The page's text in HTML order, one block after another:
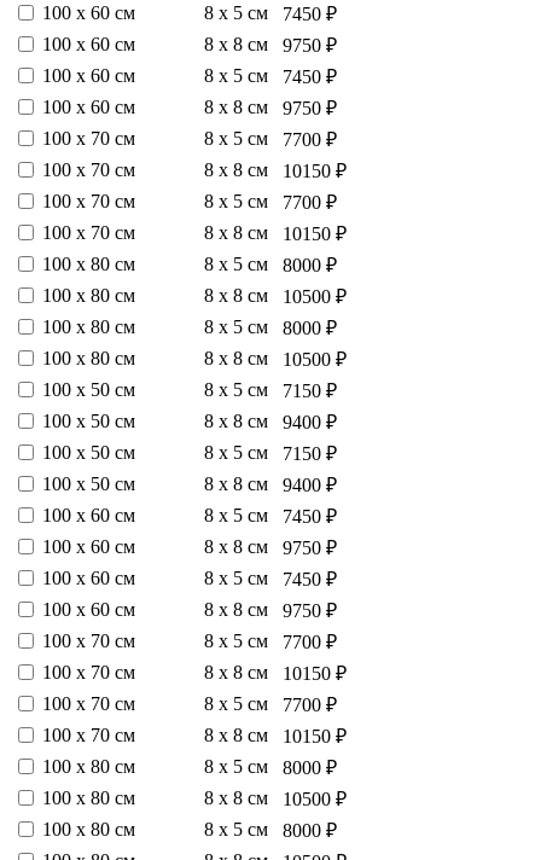
100 х 60 см
8 х 5 см
7450 ₽
100 х 60 см
8 х 8 см
9750 ₽
100 х 60 см
8 х 5 см
7450 ₽
100 х 60 см
8 х 8 см
9750 ₽
100 х 70 см
8 х 5 см
7700 ₽
100 х 70 см
8 х 8 см
10150 ₽
100 х 70 см
8 х 5 см
7700 ₽
100 х 70 см
8 х 8 см
10150 ₽
100 х 80 см
8 х 5 см
8000 ₽
100 х 80 см
8 х 8 см
10500 ₽
100 х 80 см
8 х 5 см
8000 ₽
100 х 80 см
8 х 8 см
10500 ₽
100 х 50 см
8 х 5 см
7150 ₽
100 х 50 см
8 х 8 см
9400 ₽
100 х 50 см
8 х 5 см
7150 ₽
100 х 50 см
8 х 8 см
9400 ₽
100 х 60 см
8 х 5 см
7450 ₽
100 х 60 см
8 х 8 см
9750 ₽
100 х 60 см
8 х 5 см
7450 ₽
100 х 60 см
8 х 8 см
9750 ₽
100 х 70 см
8 х 5 см
7700 ₽
100 х 70 см
8 х 8 см
10150 ₽
100 х 70 см
8 х 5 см
7700 ₽
100 х 70 см
8 х 8 см
10150 ₽
100 х 80 см
8 х 5 см
8000 ₽
100 х 80 см
8 х 8 см
10500 ₽
100 х 80 см
8 х 5 см
8000 ₽